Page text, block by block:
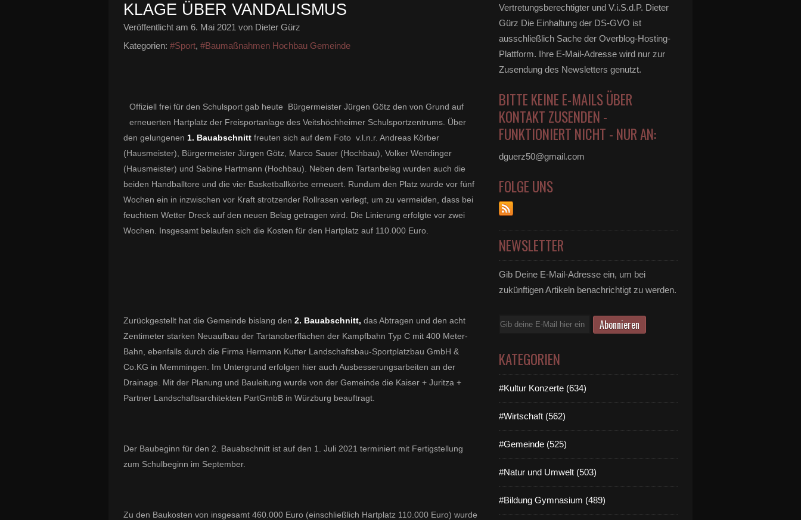
KLAGE ÜBER VANDALISMUS
Veröffentlicht am 6. Mai 2021 von Dieter Gürz
Kategorien: #Sport, #Baumaßnahmen Hochbau Gemeinde
Offiziell frei für den Schulsport gab heute Bürgermeister Jürgen Götz den von Grund auf
erneuerten Hartplatz der Freisportanlage des Veitshöchheimer Schulsportzentrums. Über
den gelungenen 1. Bauabschnitt freuten sich auf dem Foto v.l.n.r. Andreas Körber
(Hausmeister), Bürgermeister Jürgen Götz, Marco Sauer (Hochbau), Volker Wendinger
(Hausmeister) und Sabine Hartmann (Hochbau). Neben dem Tartanbelag wurden auch die
beiden Handballtore und die vier Basketballkörbe erneuert. Rundum den Platz wurde vor fünf
Wochen ein in inzwischen vor Kraft strotzender Rollrasen verlegt, um zu vermeiden, dass bei
feuchtem Wetter Dreck auf den neuen Belag getragen wird. Die Linierung erfolgte vor zwei
Wochen. Insgesamt belaufen sich die Kosten für den Hartplatz auf 110.000 Euro.
Zurückgestellt hat die Gemeinde bislang den 2. Bauabschnitt, das Abtragen und den acht
Zentimeter starken Neuaufbau der Tartanoberflächen der Kampfbahn Typ C mit 400 Meter-
Bahn, ebenfalls durch die Firma Hermann Kutter Landschaftsbau-Sportplatzbau GmbH &
Co.KG in Memmingen. Im Untergrund erfolgen hier auch Ausbesserungsarbeiten an der
Drainage. Mit der Planung und Bauleitung wurde von der Gemeinde die Kaiser + Juritza +
Partner Landschaftsarchitekten PartGmbB in Würzburg beauftragt.
Der Baubeginn für den 2. Bauabschnitt ist auf den 1. Juli 2021 terminiert mit Fertigstellung
zum Schulbeginn im September.
Zu den Baukosten von insgesamt 460.000 Euro (einschließlich Hartplatz 110.000 Euro) wurde
Vertretungsberechtigter und V.i.S.d.P. Dieter
Gürz Die Einhaltung der DS-GVO ist
ausschließlich Sache der Overblog-Hosting-
Plattform. Ihre E-Mail-Adresse wird nur zur
Zusendung des Newsletters genutzt.
BITTE KEINE E-MAILS ÜBER
KONTAKT ZUSENDEN -
FUNKTIONIERT NICHT - NUR AN:
dguerz50@gmail.com
FOLGE UNS
NEWSLETTER
Gib Deine E-Mail-Adresse ein, um bei
zukünftigen Artikeln benachrichtigt zu werden.
E-
KATEGORIEN
#Kultur Konzerte (634)
#Wirtschaft (562)
#Gemeinde (525)
#Natur und Umwelt (503)
#Bildung Gymnasium (489)